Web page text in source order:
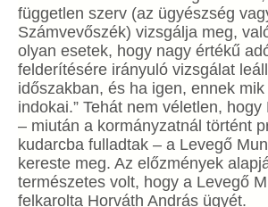
független szerv (az ügyészség
Számvevőszék) vizsgálja meg,
olyan esetek, hogy nagy értékű
felderítésére irányuló vizsgálat
időszakban, és ha igen, ennek
indokai.” Tehát nem véletlen,
– miután a kormányzatnál történt
kudarcba fulladtak – a Levegő
kereste meg. Az előzmények
természetes volt, hogy a Levegő
felkarolta Horváth András ügyét.